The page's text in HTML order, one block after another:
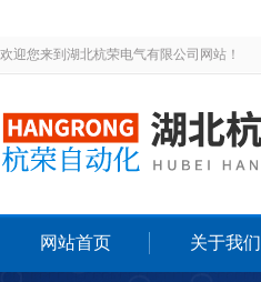
欢迎您来到湖北杭荣电气有限公司网站！
网站首页 关于我们